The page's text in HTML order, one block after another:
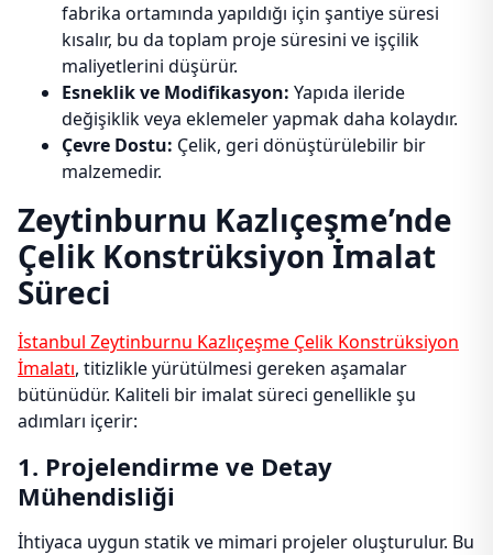
fabrika ortamında yapıldığı için şantiye süresi
kısalır, bu da toplam proje süresini ve işçilik
maliyetlerini düşürür.
Esneklik ve Modifikasyon: Yapıda ileride
değişiklik veya eklemeler yapmak daha kolaydır.
Çevre Dostu: Çelik, geri dönüştürülebilir bir
malzemedir.
Zeytinburnu Kazlıçeşme’nde
Çelik Konstrüksiyon İmalat
Süreci
İstanbul Zeytinburnu Kazlıçeşme Çelik Konstrüksiyon
İmalatı, titizlikle yürütülmesi gereken aşamalar
bütünüdür. Kaliteli bir imalat süreci genellikle şu
adımları içerir:
1. Projelendirme ve Detay
Mühendisliği
İhtiyaca uygun statik ve mimari projeler oluşturulur. Bu